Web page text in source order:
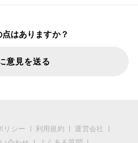
はありますか？
意見を送る
リシー 利用規約
運営会社